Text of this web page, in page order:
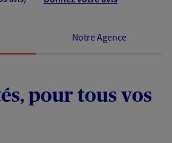
Notre Agence
pour tous vos